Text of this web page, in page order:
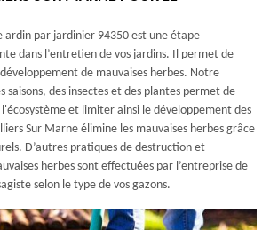
ardin par jardinier 94350 est une étape
dans l’entretien de vos jardins. Il permet de
de mauvaises herbes. Notre
saisons, des insectes et des plantes permet de
et limiter ainsi le développement des
Sur Marne élimine les mauvaises herbes grâce
D’autres pratiques de destruction et
herbes sont effectuées par l’entreprise de
selon le type de vos gazons.